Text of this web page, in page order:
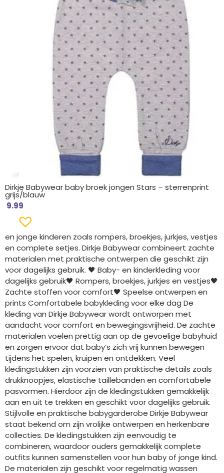
Dirkje Babywear baby broek jongen Stars – sterrenprint
grijs/blauw
9.99
en jonge kinderen zoals rompers, broekjes, jurkjes, vestjes
en complete setjes. Dirkje Babywear combineert zachte
materialen met praktische ontwerpen die geschikt zijn
voor dagelijks gebruik. 🖤 Baby- en kinderkleding voor
dagelijks gebruik🖤 Rompers, broekjes, jurkjes en vestjes🖤
Zachte stoffen voor comfort🖤 Speelse ontwerpen en
prints Comfortabele babykleding voor elke dag De
kleding van Dirkje Babywear wordt ontworpen met
aandacht voor comfort en bewegingsvrijheid. De zachte
materialen voelen prettig aan op de gevoelige babyhuid
en zorgen ervoor dat baby’s zich vrij kunnen bewegen
tijdens het spelen, kruipen en ontdekken. Veel
kledingstukken zijn voorzien van praktische details zoals
drukknoopjes, elastische taillebanden en comfortabele
pasvormen. Hierdoor zijn de kledingstukken gemakkelijk
aan en uit te trekken en geschikt voor dagelijks gebruik.
Stijlvolle en praktische babygarderobe Dirkje Babywear
staat bekend om zijn vrolijke ontwerpen en herkenbare
collecties. De kledingstukken zijn eenvoudig te
combineren, waardoor ouders gemakkelijk complete
outfits kunnen samenstellen voor hun baby of jonge kind.
De materialen zijn geschikt voor regelmatig wassen